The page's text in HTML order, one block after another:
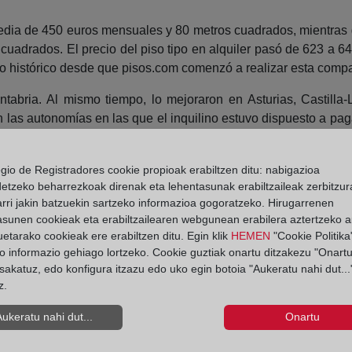
de 450 euros mensuales y 80 metros cuadrados,
El precio del piso tipo en alquiler pasó de 623 a
histórico desde que pisos.com comenzó a realizar esta
Al mismo tiempo, lo mejoraron en Asturias,
las autonomías en las que el inquilino estuvo dispuesto a
menos dinero para el alquiler: 350 euros mensuales.
estuvieron los inquilinos más insatisfechos y en las
(46%).
en 14 provincias, mientras que en tres lo rebajaron.
euros de media. Les siguieron Baleares, Barcelona, Álava
ocho provincias donde la demanda superó a la oferta.
de Registradores cookie propioak erabiltzen ditu: nabigazioa
beharrezkoak direnak eta lehentasunak erabiltzaileak
jakin batzuekin sartzeko informazioa gogoratzeko. Hirugarrenen
cookieak eta erabiltzailearen webgunean erabilera aztertzeko
cookieak ere erabiltzen ditu. Egin klik HEMEN "Cookie
informazio gehiago lortzeko. Cookie guztiak onartu ditzakezu
edo konfigura itzazu edo uko egin botoia "Aukeratu nahi
nahi dut... Onartu